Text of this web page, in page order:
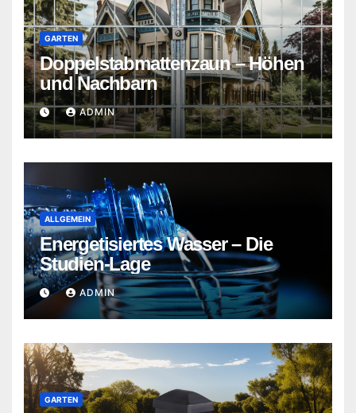
GARTEN
Doppelstabmattenzaun – Höhen
und Nachbarn
ADMIN
ALLGEMEIN
Energetisiertes Wasser – Die
Studien-Lage
ADMIN
GARTEN